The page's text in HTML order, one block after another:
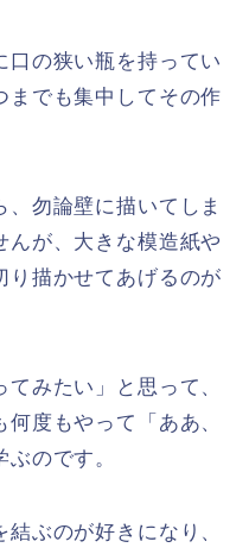
口の狭い瓶を持ってい
までも集中してその作
勿論壁に描いてしま
んが、大きな模造紙や
り描かせてあげるのが
みたい」と思って、
何度もやって「ああ、
のです。
ぶのが好きになり、